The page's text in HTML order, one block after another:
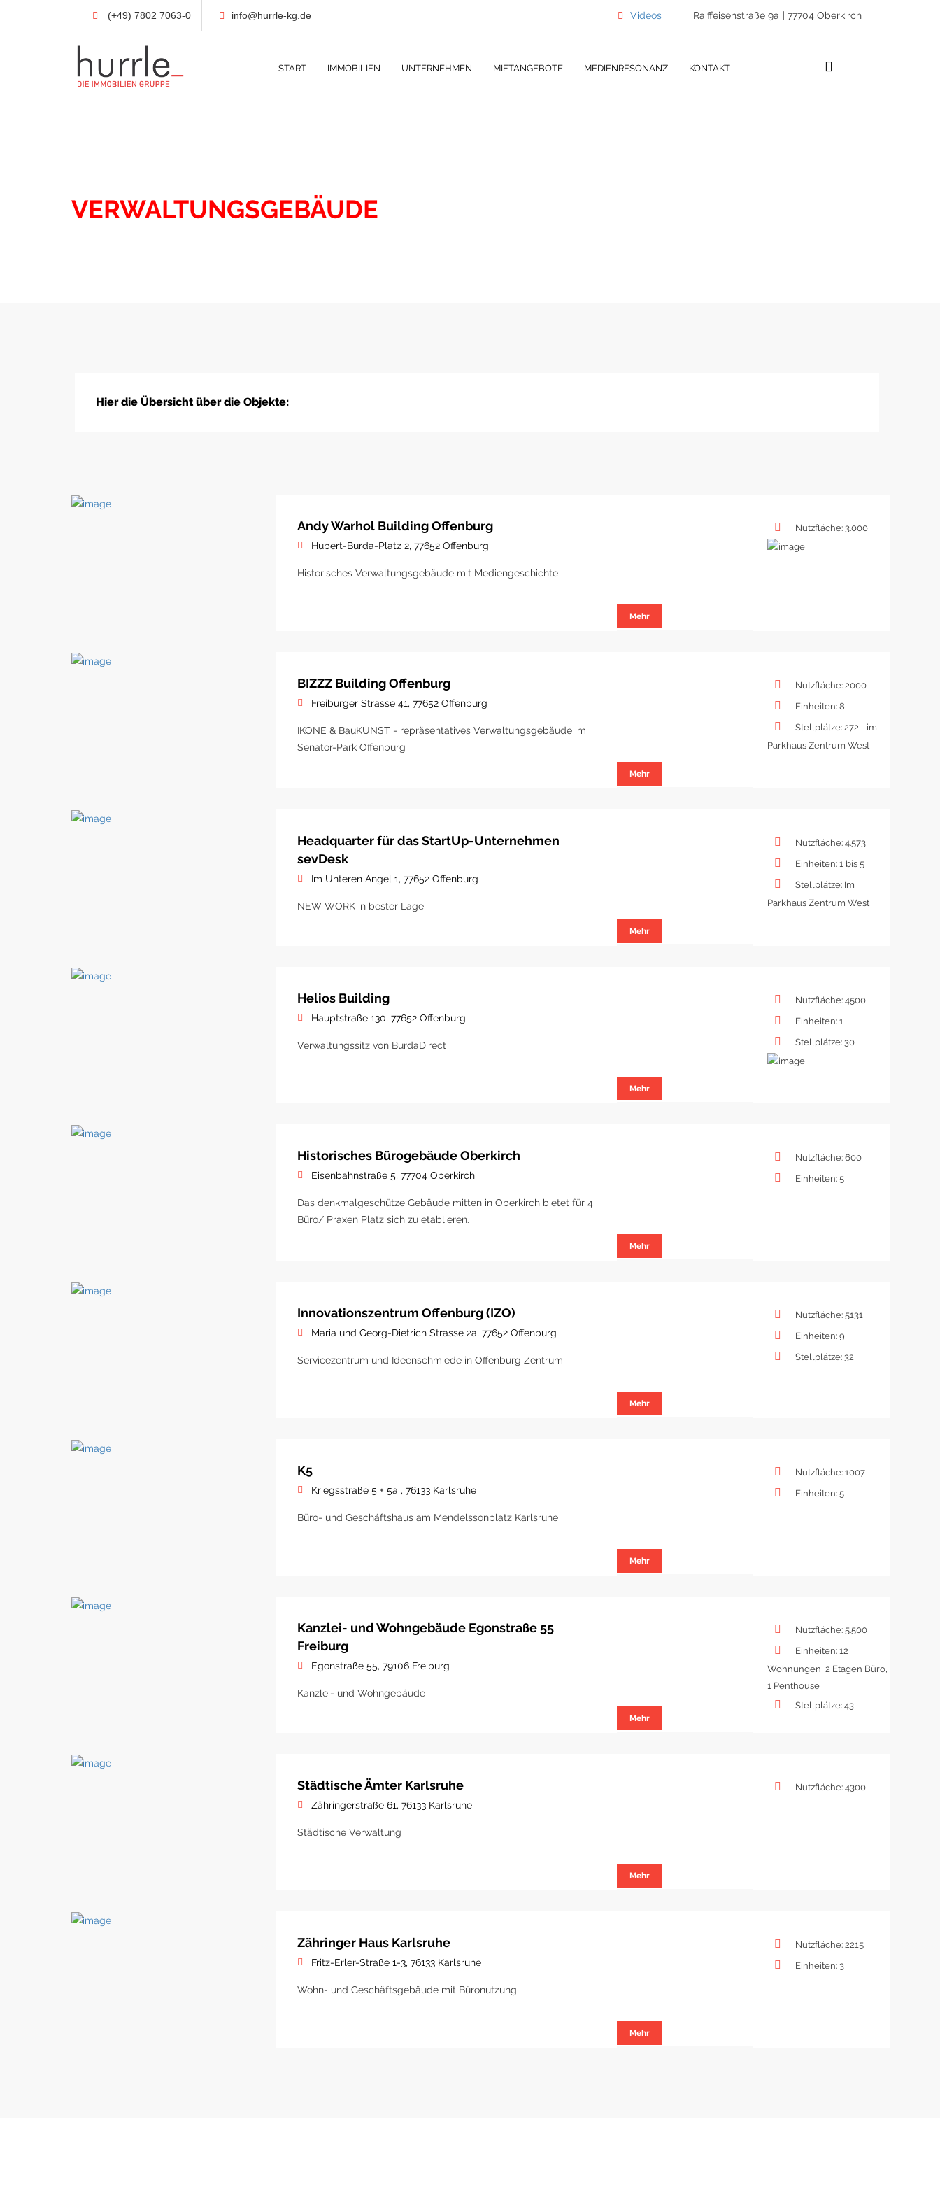
(+49) 7802 7063-0 info@hurrle-kg.de Videos Raiffeisenstraße 9a | 77704 Oberkirch
START IMMOBILIEN UNTERNEHMEN MIETANGEBOTE MEDIENRESONANZ KONTAKT
VERWALTUNGSGEBÄUDE
Hier die Übersicht über die Objekte:
Andy Warhol Building Offenburg
Hubert-Burda-Platz 2, 77652 Offenburg
Historisches Verwaltungsgebäude mit Mediengeschichte
Mehr
Nutzfläche: 3.000
BIZZZ Building Offenburg
Freiburger Strasse 41, 77652 Offenburg
IKONE & BauKUNST - repräsentatives Verwaltungsgebäude im
Senator-Park Offenburg
Mehr
Nutzfläche: 2000
Einheiten: 8
Stellplätze: 272 - im
Parkhaus Zentrum West
Headquarter für das StartUp-Unternehmen
sevDesk
Im Unteren Angel 1, 77652 Offenburg
NEW WORK in bester Lage
Mehr
Nutzfläche: 4.573
Einheiten: 1 bis 5
Stellplätze: Im
Parkhaus Zentrum West
Helios Building
Hauptstraße 130, 77652 Offenburg
Verwaltungssitz von BurdaDirect
Mehr
Nutzfläche: 4500
Einheiten: 1
Stellplätze: 30
Historisches Bürogebäude Oberkirch
Eisenbahnstraße 5, 77704 Oberkirch
Das denkmalgeschütze Gebäude mitten in Oberkirch bietet für 4
Büro/ Praxen Platz sich zu etablieren.
Mehr
Nutzfläche: 600
Einheiten: 5
Innovationszentrum Offenburg (IZO)
Maria und Georg-Dietrich Strasse 2a, 77652 Offenburg
Servicezentrum und Ideenschmiede in Offenburg Zentrum
Mehr
Nutzfläche: 5131
Einheiten: 9
Stellplätze: 32
K5
Kriegsstraße 5 + 5a , 76133 Karlsruhe
Büro- und Geschäftshaus am Mendelssonplatz Karlsruhe
Mehr
Nutzfläche: 1007
Einheiten: 5
Kanzlei- und Wohngebäude Egonstraße 55
Freiburg
Egonstraße 55, 79106 Freiburg
Kanzlei- und Wohngebäude
Mehr
Nutzfläche: 5.500
Einheiten: 12
Wohnungen, 2 Etagen Büro,
1 Penthouse
Stellplätze: 43
Städtische Ämter Karlsruhe
Zähringerstraße 61, 76133 Karlsruhe
Städtische Verwaltung
Mehr
Nutzfläche: 4300
Zähringer Haus Karlsruhe
Fritz-Erler-Straße 1-3, 76133 Karlsruhe
Wohn- und Geschäftsgebäude mit Büronutzung
Mehr
Nutzfläche: 2215
Einheiten: 3